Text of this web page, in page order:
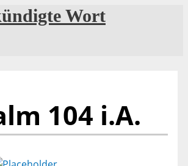
Wort
104 i.A.